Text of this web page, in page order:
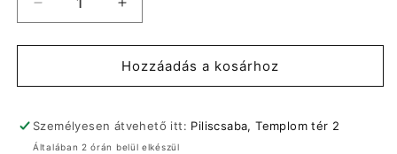
Home
kismegszakító,autómata
1P,
B
194723
Eaton
Home
kismegszakító,autómata
4,5kA,
1P,
B
194723
Hozzáadás a kosárhoz
Személyesen átvehető itt: Piliscsaba, Templom tér 2
Általában 2 órán belül elkészül